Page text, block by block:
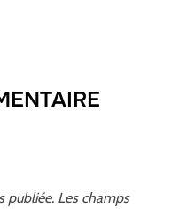
publiée. Les champs